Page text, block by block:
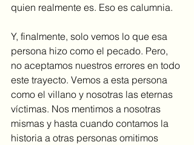
quien realmente es. Eso es calumnia.
Y, finalmente, solo vemos lo que esa
persona hizo como el pecado. Pero,
no aceptamos nuestros errores en todo
este trayecto. Vemos a esta persona
como el villano y nosotras las eternas
víctimas. Nos mentimos a nosotras
mismas y hasta cuando contamos la
historia a otras personas omitimos